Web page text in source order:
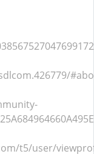
t5/user/